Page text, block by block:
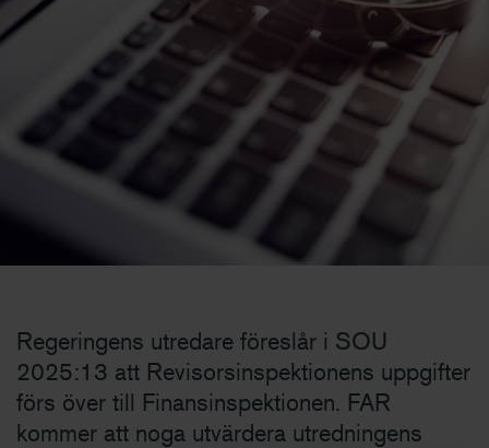
Regeringens utredare föreslår i SOU
2025:13 att Revisorsinspektionens uppgifter
förs över till Finansinspektionen. FAR
kommer att noga utvärdera utredningens